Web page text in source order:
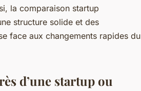
la comparaison startup
structure solide et des
face aux changements rapides du
d’une startup ou